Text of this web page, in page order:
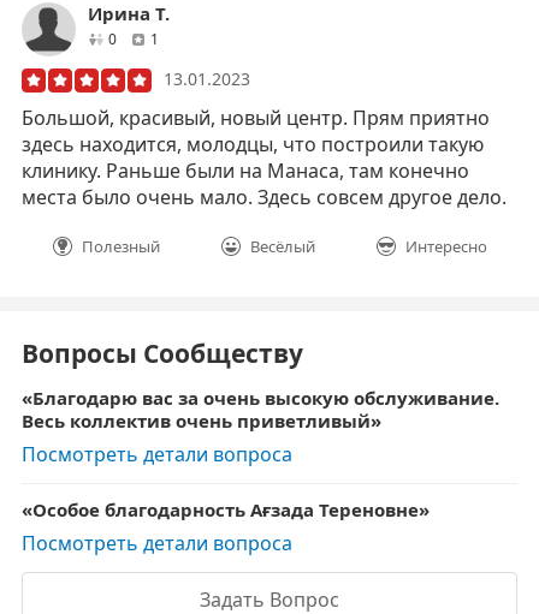
Ирина Т.
0друзей1
13.01.2023
Большой, красивый, новый центр. Прям приятно
здесь находится, молодцы, что построили такую
клинику. Раньше были на Манаса, там конечно
места было очень мало. Здесь совсем другое дело.
Полезный Весёлый Интересно
Вопросы Сообществу
Благодарю вас за очень высокую обслуживание.
Весь коллектив очень приветливый
Посмотреть детали вопроса
Особое благодарность Ағзада Тереновне
Посмотреть детали вопроса
Задать Вопрос